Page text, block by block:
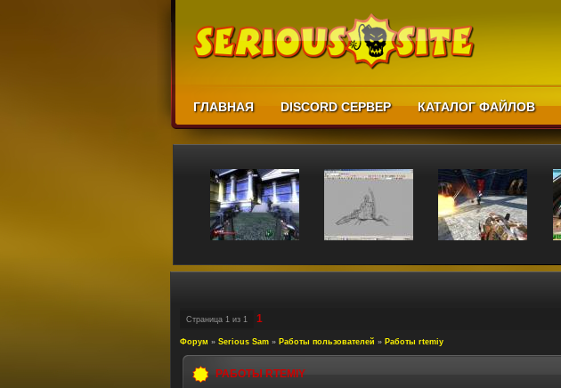
ГЛАВНАЯ DISCORD СЕРВЕР КАТАЛОГ ФАЙЛОВ
Страница 1 из 1 1
Форум » Serious Sam » Работы пользователей » Работы rtemiy
РАБОТЫ RTEMIY